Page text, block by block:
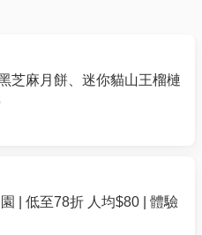
歲以上（含））-
芝麻月餅、迷你貓山王榴槤
| 低至78折 人均$80 | 體驗